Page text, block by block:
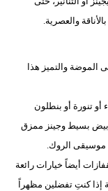
والعصرية.
الموضة والتميز هذا
تنورة أو بنطلون
بسيط وجينز ممزق
الروك.
أيضاً خيارات رائعة
إذا كنتِ تفضلين مظهراً